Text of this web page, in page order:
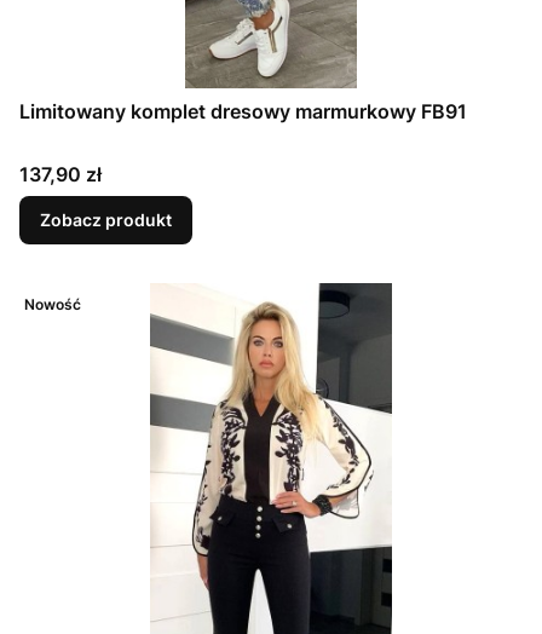
Limitowany komplet dresowy marmurkowy FB91
Cena
137,90 zł
Zobacz produkt
Nowość